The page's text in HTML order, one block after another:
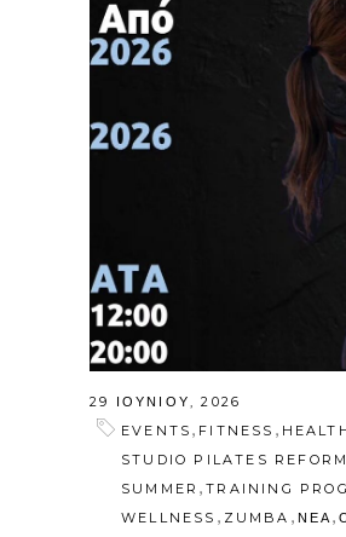
29 ΙΟΥΝΊΟΥ, 2026
EVENTS , FITNESS ,
STUDIO PILATES
SUMMER ,TRAINING
WELLNESS , ZUMBA , ΝΕΑ,